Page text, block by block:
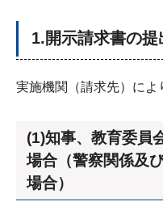
1.開示請求書の提
実施機関（請求先）に
(1)知事、教育委員
場合（警察関係及
場合）